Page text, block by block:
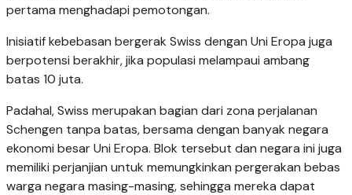
pertama menghadapi pemotongan.
Inisiatif kebebasan bergerak Swiss dengan Uni Eropa juga
berpotensi berakhir, jika populasi melampaui ambang
batas 10 juta.
Padahal, Swiss merupakan bagian dari zona perjalanan
Schengen tanpa batas, bersama dengan banyak negara
ekonomi besar Uni Eropa. Blok tersebut dan negara ini juga
memiliki perjanjian untuk memungkinkan pergerakan bebas
warga negara masing-masing, sehingga mereka dapat